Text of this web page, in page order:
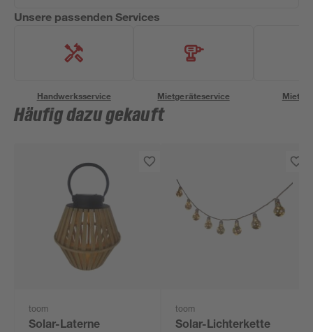
Unsere passenden Services
Handwerksservice Mietgeräteservice
Häufig dazu gekauft
toom
Solar-Laterne
toom
Solar-Lichterkette